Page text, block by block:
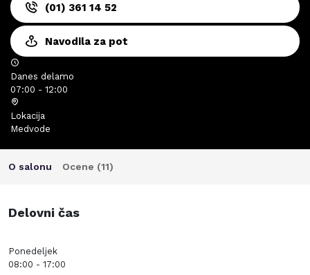
(01) 361 14 52
Navodila za pot
Danes delamo
07:00 - 12:00
Lokacija
Medvode
O salonu Ocene (11)
Delovni čas
Ponedeljek
08:00 - 17:00